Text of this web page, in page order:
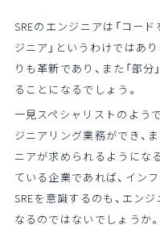
SREのエンジニアは「コー
ジニア」というわけではあ
りも革新であり、また「部分
ることになるでしょう。
一見スペシャリストのよう
ジニアリング業務ができ、
ニアが求められるようにな
ている企業であれば、イン
SREを意識するのも、エン
なるのではないでしょうか。